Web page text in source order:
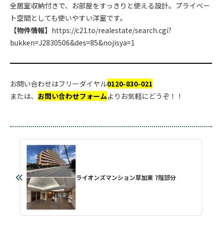
全居室収納付きで、お部屋をすっきりと使える設計。プライベー
ト空間としても使いやすい洋室です。
【物件情報】 https://c21.to/realestate/search.cgi?
bukken=J2830506&des=85&nojisya=1
お問い合わせはフリーダイヤル0120-830-021
または、 お問い合わせフォームよりお気軽にどうぞ！！
ライオンズマンション草加東 7階部分